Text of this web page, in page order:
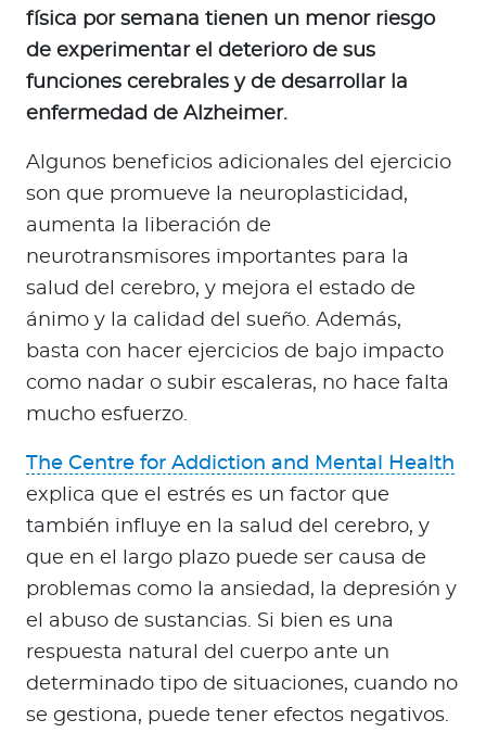
física por semana tienen un menor riesgo
de experimentar el deterioro de sus
funciones cerebrales y de desarrollar la
enfermedad de Alzheimer.
Algunos beneficios adicionales del ejercicio
son que promueve la neuroplasticidad,
aumenta la liberación de
neurotransmisores importantes para la
salud del cerebro, y mejora el estado de
ánimo y la calidad del sueño. Además,
basta con hacer ejercicios de bajo impacto
como nadar o subir escaleras, no hace falta
mucho esfuerzo.
The Centre for Addiction and Mental Health
explica que el estrés es un factor que
también influye en la salud del cerebro, y
que en el largo plazo puede ser causa de
problemas como la ansiedad, la depresión y
el abuso de sustancias. Si bien es una
respuesta natural del cuerpo ante un
determinado tipo de situaciones, cuando no
se gestiona, puede tener efectos negativos.